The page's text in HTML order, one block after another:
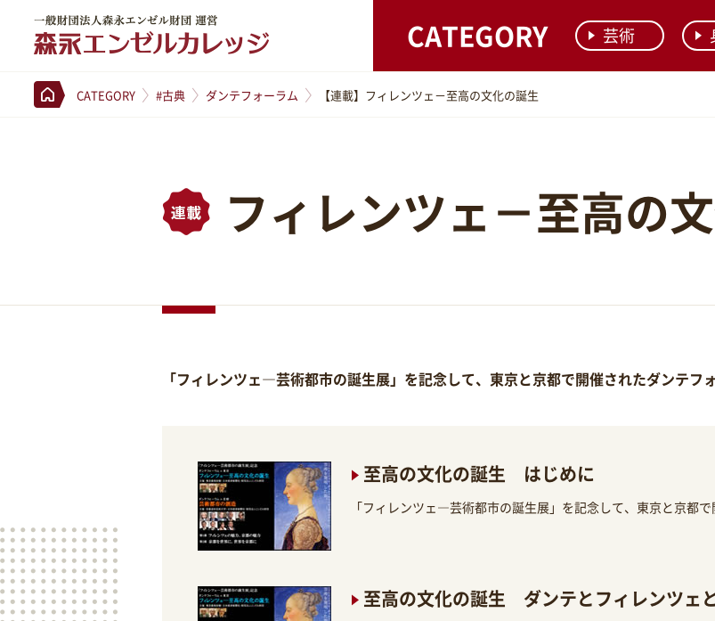
CATEGORY 芸術
CATEGORY #古典 ダンテフォーラム 【連載】フィレンツェ－至高の文化の誕生
フィレンツェ－至高の
「フィレンツェ―芸術都市の誕生展」を記念して、東京と京都で開催されたダンテフ
至高の文化の誕生 はじめに
「フィレンツェ―芸術都市の誕生展」を記念して、東京と京都
至高の文化の誕生 ダンテとフィレンツェ